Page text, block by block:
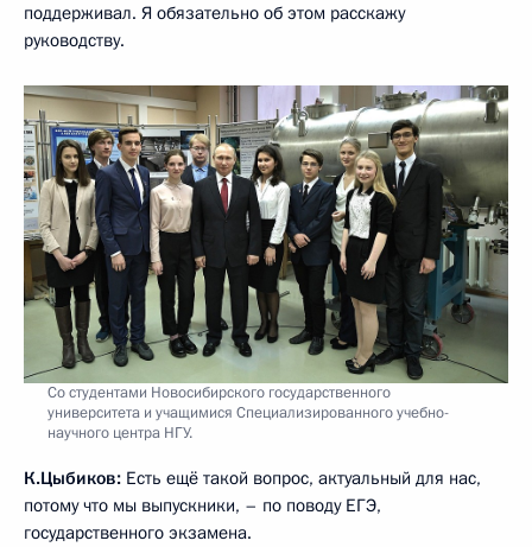
поддерживал. Я обязательно об этом расскажу
руководству.
Со студентами Новосибирского государственного
университета и учащимися Специализированного учебно-
научного центра НГУ.
К.Цыбиков: Есть ещё такой вопрос, актуальный для нас,
потому что мы выпускники, – по поводу ЕГЭ,
государственного экзамена.